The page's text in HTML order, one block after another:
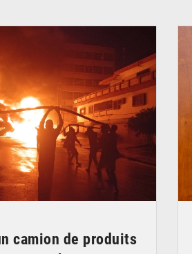
camion de produits